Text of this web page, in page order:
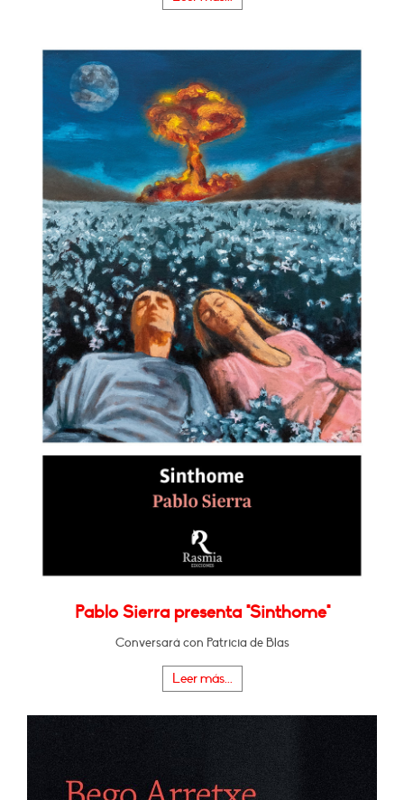
Pablo Sierra presenta "Sinthome"
Conversará con Patricia de Blas
Leer más...